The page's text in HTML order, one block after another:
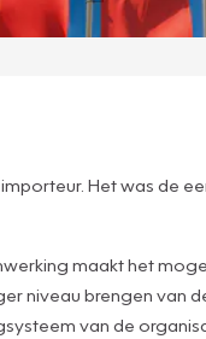
Het was de
maakt het
niveau brengen van
van de